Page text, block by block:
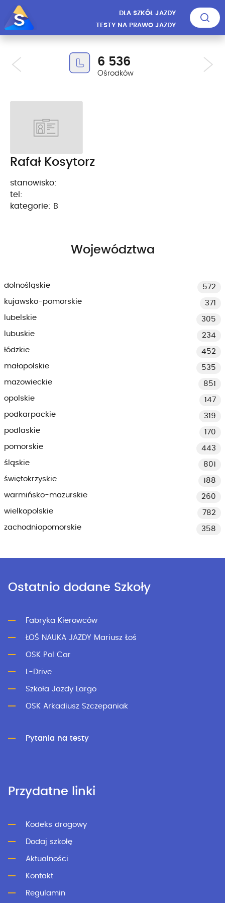
DLA SZKÓŁ JAZDY
TESTY NA PRAWO JAZDY
6 536
Ośrodków
Rafał Kosytorz
stanowisko:
tel:
kategorie: B
Województwa
dolnośląskie
572
kujawsko-pomorskie
371
lubelskie
305
lubuskie
234
łódzkie
452
małopolskie
535
mazowieckie
851
opolskie
147
podkarpackie
319
podlaskie
170
pomorskie
443
śląskie
801
świętokrzyskie
188
warmińsko-mazurskie
260
wielkopolskie
782
zachodniopomorskie
358
Ostatnio dodane Szkoły
Fabryka Kierowców
ŁOŚ NAUKA JAZDY Mariusz Łoś
OSK Pol Car
L-Drive
Szkoła Jazdy Largo
OSK Arkadiusz Szczepaniak
Pytania na testy
Przydatne linki
Kodeks drogowy
Dodaj szkołę
Aktualności
Kontakt
Regulamin